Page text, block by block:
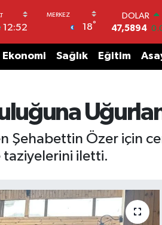
12:52 18°
DOLAR
47,5894
55,0398 -
6527.85
BİST100
BITCOIN
Ekonomi Sağlık Eğitim
Şehabettin Özer için
taziyelerini iletti.